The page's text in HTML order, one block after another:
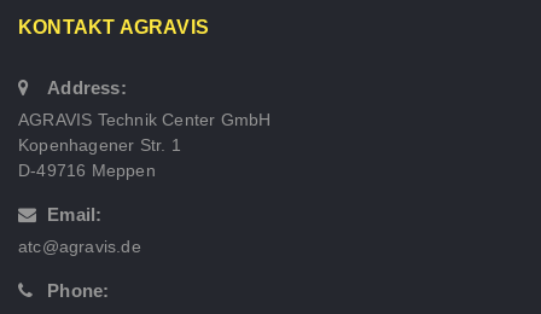
KONTAKT AGRAVIS
Address:
AGRAVIS Technik Center GmbH
Kopenhagener Str. 1
D-49716 Meppen
Email:
atc@agravis.de
Phone: